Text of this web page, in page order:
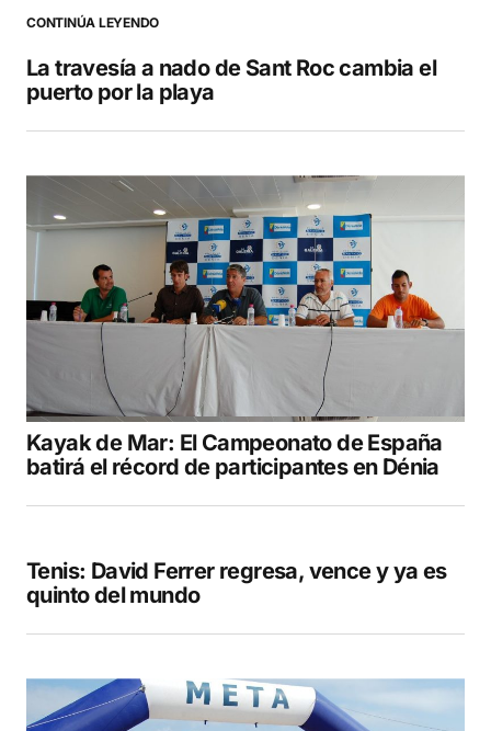
Your Name
Guarda mi nombre, correo electrónico y web
en este navegador para la próxima vez que
COMENTAR
CONTINÚA LEYENDO
La travesía a nado de Sant Roc cambia el
puerto por la playa
Kayak de Mar: El Campeonato de España
batirá el récord de participantes en Dénia
Tenis: David Ferrer regresa, vence y ya es
quinto del mundo